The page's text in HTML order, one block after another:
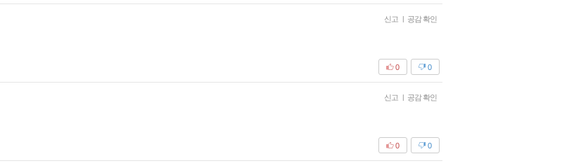
신고 | 공감 확인
0
0
신고 | 공감 확인
0
0